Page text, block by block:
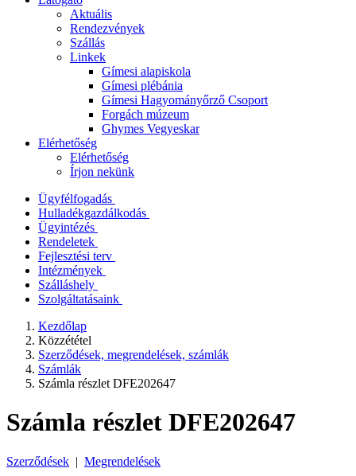
Aktuális
Rendezvények
Szállás
Linkek
Gímesi alapiskola
Gímesi plébánia
Gímesi Hagyományőrző Csoport
Forgách múzeum
Ghymes Vegyeskar
Elérhetőség
Elérhetőség
Írjon nekünk
Ügyfélfogadás
Hulladékgazdálkodás
Ügyintézés
Rendeletek
Fejlesztési terv
Intézmények
Szálláshely
Szolgáltatásaink
Kezdőlap
Közzététel
Szerződések, megrendelések, számlák
Számlák
Számla részlet DFE202647
Számla részlet DFE202647
Szerződések | Megrendelések